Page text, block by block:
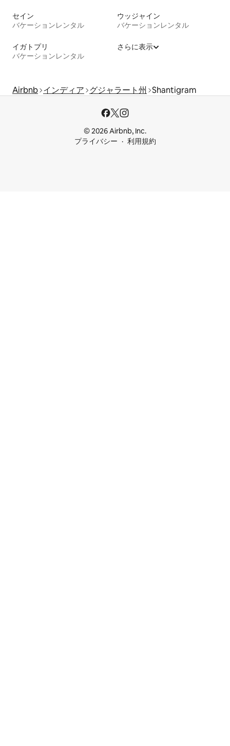
セイン
バケーションレンタル
ウッジャイン
バケーションレンタル
イガトプリ
バケーションレンタル
さらに表示
Airbnb インディア グジャラート州 Shantigram
© 2026 Airbnb, Inc.
プライバシー
利用規約